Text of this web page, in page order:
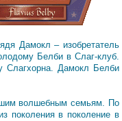
Дамокл – изобретатель
Белби в Слаг-клуб.
Слагхорна. Дамокл Белби
волшебным семьям. По
поколения в поколение в